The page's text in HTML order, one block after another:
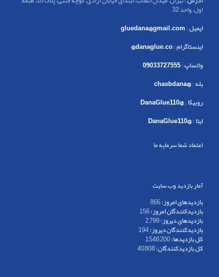
اول، واحد 32
ایمیل:
gluedana@gmail.com
اینستاگرام:
danaglue.co@
واتساپ:
09033727555
بله:
@chasbdana
روبیکا:
@DanaGlue110
ایتا:
@DanaGlue110
اعتماد شما سرمایه ما
آمار بازدید وب سایت
بازدیدهای امروز:866
بازدیدکنندگان امروز:156
بازدیدهای دیروز:2,799
بازدیدکنندگان دیروز:194
کل بازدیدها:1,548,200
کل بازدیدکنند‌گان:40,808